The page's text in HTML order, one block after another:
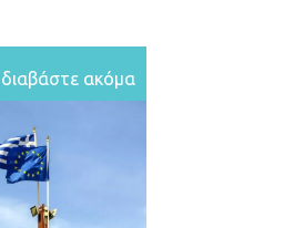
διαβάστε ακόμα